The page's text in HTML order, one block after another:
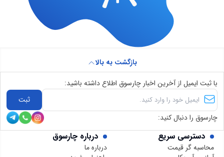
دسترسی سریع
محاسبه گر قیمت
درباره چارسوق
درباره ما
بازگشت به بالا
با ثبت ایمیل از آخرین اخبار چارسوق اطلاع داشته باشید:
ثبت
چارسوق را دنبال کنید: